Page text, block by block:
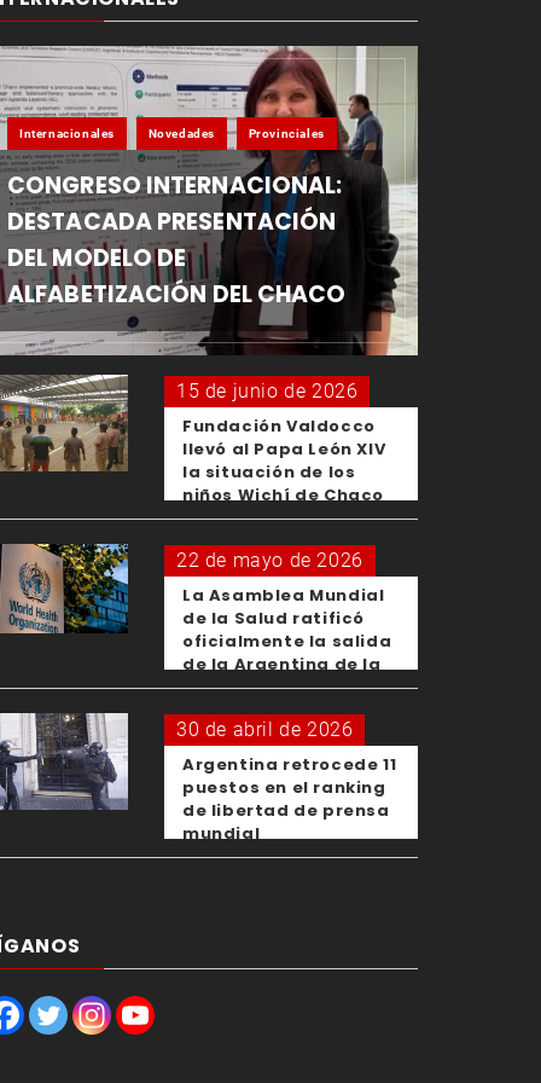
Internacionales Novedades Provinciales
CONGRESO INTERNACIONAL:
DESTACADA PRESENTACIÓN
DEL MODELO DE
ALFABETIZACIÓN DEL CHACO
15 de junio de 2026
Fundación Valdocco
llevó al Papa León XIV
la situación de los
niños Wichí de Chaco
22 de mayo de 2026
La Asamblea Mundial
de la Salud ratificó
oficialmente la salida
de la Argentina de la
OMS
30 de abril de 2026
Argentina retrocede 11
puestos en el ranking
de libertad de prensa
mundial